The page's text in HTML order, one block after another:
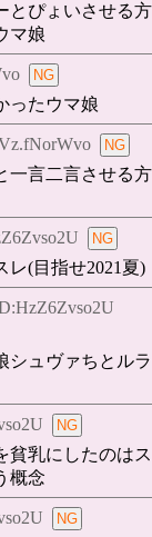
とぴょいさせる方
マ娘
ったウマ娘
一言二言させる方
レ(目指せ2021夏)
シュヴァちとルラ
貧乳にしたのはス
概念